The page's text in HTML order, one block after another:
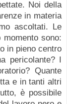
Noi della
in materia
ascoltati. Le
sono:
in pieno centro
pericolante? I
Quante
e in tanti altri
è possibile